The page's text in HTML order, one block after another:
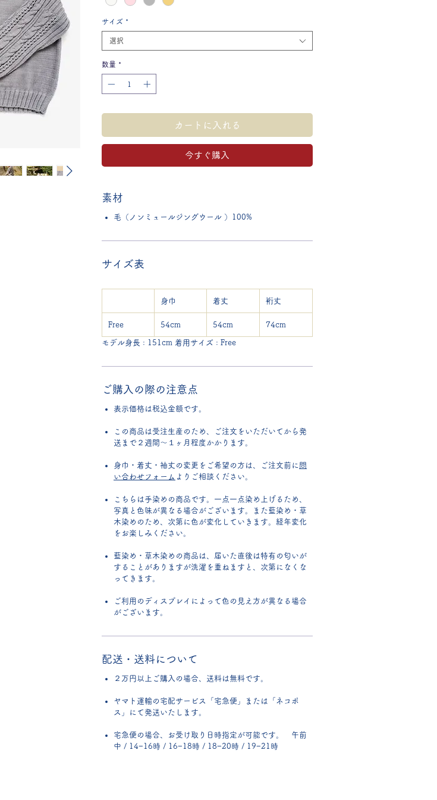
サイズ *
選択
数量 *
カートに入れる
今すぐ購入
素材
毛（ノンミュールジングウール ）100%
サイズ表
身巾 着丈 裄丈
Free 54cm 54cm 74cm
モデル身長 : 151cm 着用サイズ : Free
ご購入の際の注意点
表示価格は税込金額です。
この商品は受注生産のため、ご注文をいただいてから発
送まで２週間～１ヶ月程度かかります。
身巾・着丈・袖丈の変更をご希望の方は、ご注文前に 問
い合わせフォーム よりご相談ください。
こちらは手染めの商品です。一点一点染め上げるため、
写真と色味が異なる場合がございます。また藍染め・草
木染めのため、次第に色が変化していきます。経年変化
をお楽しみください。
藍染め・草木染めの商品は、届いた直後は特有の匂いが
することがありますが洗濯を重ねますと、次第になくな
ってきます。
ご利用のディスプレイによって色の見え方が異なる場合
がございます。
配送・送料について
２万円以上ご購入の場合、送料は無料です。
ヤマト運輸の宅配サービス「宅急便」または「ネコポ
ス」にて発送いたします。
宅急便の場合、お受け取り日時指定が可能です。 午前
中 / 14−16時 / 16−18時 / 18−20時 / 19−21時